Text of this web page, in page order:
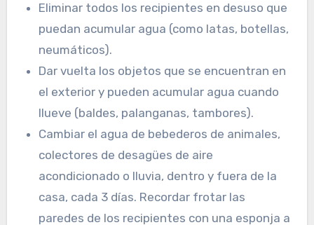
Eliminar todos los recipientes en desuso que
puedan acumular agua (como latas, botellas,
neumáticos).
Dar vuelta los objetos que se encuentran en
el exterior y pueden acumular agua cuando
llueve (baldes, palanganas, tambores).
Cambiar el agua de bebederos de animales,
colectores de desagües de aire
acondicionado o lluvia, dentro y fuera de la
casa, cada 3 días. Recordar frotar las
paredes de los recipientes con una esponja a